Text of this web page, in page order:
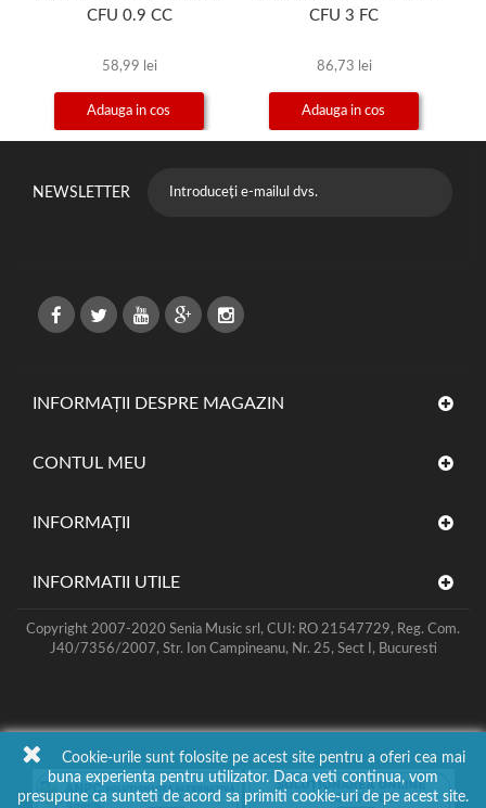
CFU 0.9 CC
58,99 lei
Adauga in cos
CFU 3 FC
86,73 lei
Adauga in cos
NEWSLETTER
INFORMAȚII DESPRE MAGAZIN
CONTUL MEU
INFORMAŢII
INFORMATII UTILE
Cookie-urile sunt folosite pe acest site pentru a oferi cea mai
buna experienta pentru utilizator. Daca veti continua, vom
presupune ca sunteti de acord sa primiti cookie-uri de pe acest site.
Copyright 2007-2020 Senia Music srl, CUI: RO 21547729, Reg. Com.
J40/7356/2007, Str. Ion Campineanu, Nr. 25, Sect I, Bucuresti